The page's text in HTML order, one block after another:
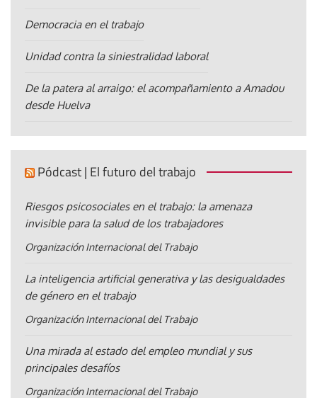
Democracia en el trabajo
Unidad contra la siniestralidad laboral
De la patera al arraigo: el acompañamiento a Amadou
desde Huelva
Pódcast | El futuro del trabajo
Riesgos psicosociales en el trabajo: la amenaza
invisible para la salud de los trabajadores
Organización Internacional del Trabajo
La inteligencia artificial generativa y las desigualdades
de género en el trabajo
Organización Internacional del Trabajo
Una mirada al estado del empleo mundial y sus
principales desafíos
Organización Internacional del Trabajo